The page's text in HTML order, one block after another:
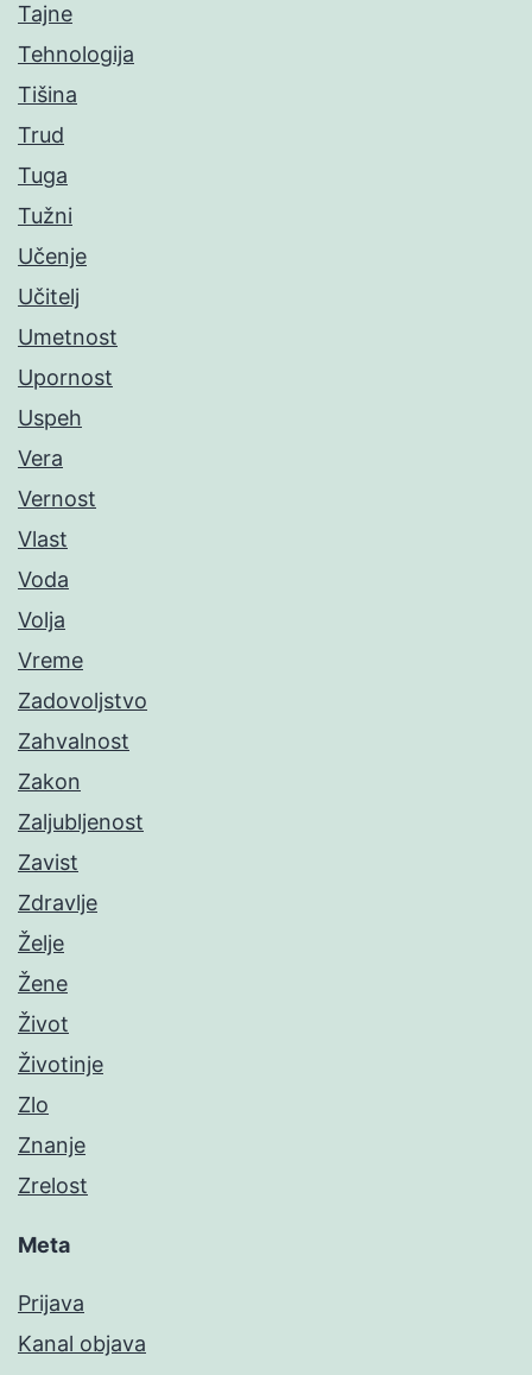
Tajne
Tehnologija
Tišina
Trud
Tuga
Tužni
Učenje
Učitelj
Umetnost
Upornost
Uspeh
Vera
Vernost
Vlast
Voda
Volja
Vreme
Zadovoljstvo
Zahvalnost
Zakon
Zaljubljenost
Zavist
Zdravlje
Želje
Žene
Život
Životinje
Zlo
Znanje
Zrelost
Meta
Prijava
Kanal objava